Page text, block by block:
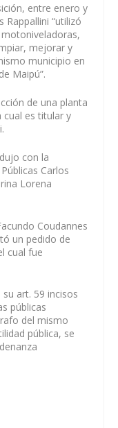
entre enero y
“utilizó
mejorar y
municipio en
Maipú”.
de una planta
cual es titular y
con la
Carlos
Lorena
Coudannes
un pedido de
cual fue
art. 59 incisos
públicas
del mismo
pública, se